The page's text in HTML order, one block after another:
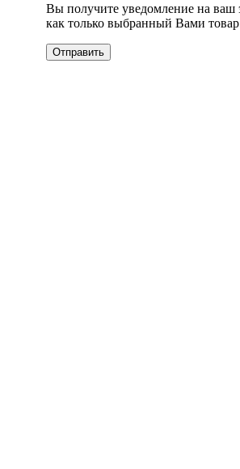
Вы получите уведомление на ваш
как только выбранный Вами